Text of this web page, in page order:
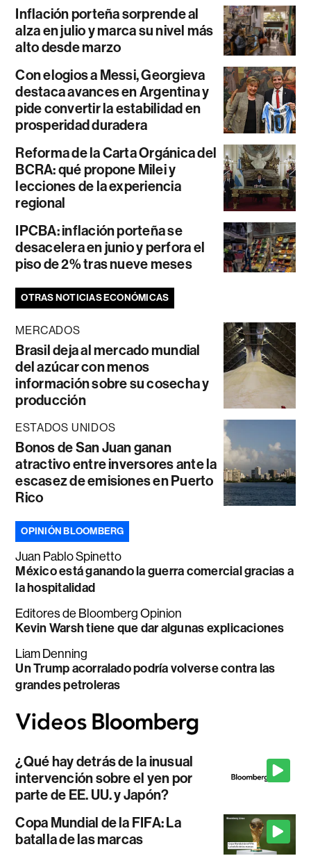
Inflación porteña sorprende al
alza en julio y marca su nivel más
alto desde marzo
Con elogios a Messi, Georgieva
destaca avances en Argentina y
pide convertir la estabilidad en
prosperidad duradera
Reforma de la Carta Orgánica del
BCRA: qué propone Milei y
lecciones de la experiencia
regional
IPCBA: inflación porteña se
desacelera en junio y perfora el
piso de 2% tras nueve meses
OTRAS NOTICIAS ECONÓMICAS
MERCADOS
Brasil deja al mercado mundial
del azúcar con menos
información sobre su cosecha y
producción
ESTADOS UNIDOS
Bonos de San Juan ganan
atractivo entre inversores ante la
escasez de emisiones en Puerto
Rico
OPINIÓN BLOOMBERG
Juan Pablo Spinetto
México está ganando la guerra comercial gracias a
la hospitalidad
Editores de Bloomberg Opinion
Kevin Warsh tiene que dar algunas explicaciones
Liam Denning
Un Trump acorralado podría volverse contra las
grandes petroleras
¿Qué hay detrás de la inusual
intervención sobre el yen por
parte de EE. UU. y Japón?
Copa Mundial de la FIFA: La
batalla de las marcas